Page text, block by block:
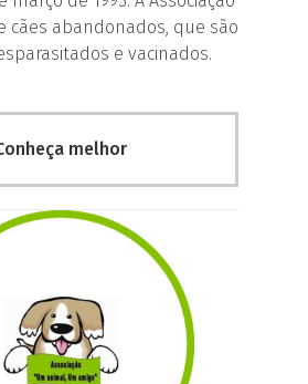
cães abandonados, que são
e vacinados.
melhor